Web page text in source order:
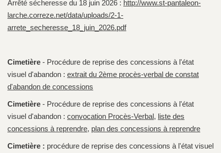
Arrêté sécheresse du 18 juin 2026 : http://www.st-pantaleon-
larche.correze.net/data/uploads/2-1-
arrete_secheresse_18_juin_2026.pdf
Cimetière - Procédure de reprise des concessions à l'état
visuel d'abandon : extrait du 2ème procès-verbal de constat
d'abandon de concessions
Cimetière - Procédure de reprise des concessions à l'état
visuel d'abandon : convocation Procès-Verbal, liste des
concessions à reprendre, plan des concessions à reprendre
Cimetière : procédure de reprise des concessions à l'état visuel